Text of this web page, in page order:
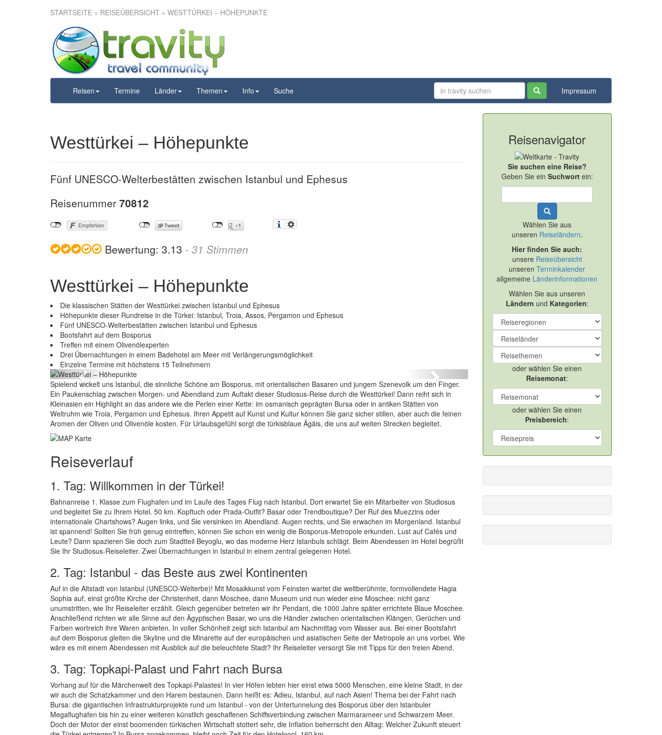
STARTSEITE » REISEÜBERSICHT » WESTTÜRKEI – HÖHEPUNKTE
Reisen Termine Länder Themen Info Suche Impressum
Westtürkei – Höhepunkte
Westtürkei – Höhepunkte
Fünf UNESCO-Welterbestätten zwischen Istanbul und Ephesus
Reisenummer 70812
Bewertung: 3.13 - 31 Stimmen
Westtürkei – Höhepunkte
Die klassischen Stätten der Westtürkei zwischen Istanbul und Ephesus
Höhepunkte dieser Rundreise in die Türkei: Istanbul, Troia, Assos, Pergamon und Ephesus
Fünf UNESCO-Welterbestätten zwischen Istanbul und Ephesus
Bootsfahrt auf dem Bosporus
Treffen mit einem Olivenölexperten
Drei Übernachtungen in einem Badehotel am Meer mit Verlängerungsmöglichkeit
Einzelne Termine mit höchstens 15 Teilnehmern
Previous Next
Spielend wickelt uns Istanbul, die sinnliche Schöne am Bosporus, mit orientalischen Basaren und jungem Szenevolk um den Finger.
Ein Paukenschlag zwischen Morgen- und Abendland zum Auftakt dieser Studiosus-Reise durch die Westtürkei! Dann reiht sich in
Kleinasien ein Highlight an das andere wie die Perlen einer Kette: im osmanisch geprägten Bursa oder in antiken Stätten von
Weltruhm wie Troia, Pergamon und Ephesus. Ihren Appetit auf Kunst und Kultur können Sie ganz sicher stillen, aber auch die feinen
Aromen der Oliven und Olivenöle kosten. Für Urlaubsgefühl sorgt die türkisblaue Ägäis, die uns auf weiten Strecken begleitet.
Reiseverlauf
1. Tag: Willkommen in der Türkei!
Bahnanreise 1. Klasse zum Flughafen und im Laufe des Tages Flug nach Istanbul. Dort erwartet Sie ein Mitarbeiter von Studiosus
und begleitet Sie zu Ihrem Hotel. 50 km. Kopftuch oder Prada-Outfit? Basar oder Trendboutique? Der Ruf des Muezzins oder
internationale Chartshows? Augen links, und Sie versinken im Abendland. Augen rechts, und Sie erwachen im Morgenland. Istanbul
ist spannend! Sollten Sie früh genug eintreffen, können Sie schon ein wenig die Bosporus-Metropole erkunden. Lust auf Cafés und
Leute? Dann spazieren Sie doch zum Stadtteil Beyoglu, wo das moderne Herz Istanbuls schlägt. Beim Abendessen im Hotel begrüßt
Sie Ihr Studiosus-Reiseleiter. Zwei Übernachtungen in Istanbul in einem zentral gelegenen Hotel.
2. Tag: Istanbul - das Beste aus zwei Kontinenten
Auf in die Altstadt von Istanbul (UNESCO-Welterbe)! Mit Mosaikkunst vom Feinsten wartet die weltberühmte, formvollendete Hagia
Sophia auf, einst größte Kirche der Christenheit, dann Moschee, dann Museum und nun wieder eine Moschee: nicht ganz
unumstritten, wie Ihr Reiseleiter erzählt. Gleich gegenüber betreten wir ihr Pendant, die 1000 Jahre später errichtete Blaue Moschee.
Anschließend richten wir alle Sinne auf den Ägyptischen Basar, wo uns die Händler zwischen orientalischen Klängen, Gerüchen und
Farben wortreich ihre Waren anbieten. In voller Schönheit zeigt sich Istanbul am Nachmittag vom Wasser aus. Bei einer Bootsfahrt
auf dem Bosporus gleiten die Skyline und die Minarette auf der europäischen und asiatischen Seite der Metropole an uns vorbei. Wie
wäre es mit einem Abendessen mit Ausblick auf die beleuchtete Stadt? Ihr Reiseleiter versorgt Sie mit Tipps für den freien Abend.
3. Tag: Topkapi-Palast und Fahrt nach Bursa
Vorhang auf für die Märchenwelt des Topkapi-Palastes! In vier Höfen lebten hier einst etwa 5000 Menschen, eine kleine Stadt, in der
wir auch die Schatzkammer und den Harem bestaunen. Dann heißt es: Adieu, Istanbul, auf nach Asien! Thema bei der Fahrt nach
Bursa: die gigantischen Infrastrukturprojekte rund um Istanbul - von der Untertunnelung des Bosporus über den Istanbuler
Megaflughafen bis hin zu einer weiteren künstlich geschaffenen Schiffsverbindung zwischen Marmarameer und Schwarzem Meer.
Doch der Motor der einst boomenden türkischen Wirtschaft stottert sehr, die Inflation beherrscht den Alltag: Welcher Zukunft steuert
Reisenavigator
Sie suchen eine Reise?
Geben Sie ein Suchwortein:
Wählen Sie aus
unseren Reiseländern.
Hier finden Sie auch:
unsere Reiseübersicht
unserenTerminkalender
allgemeine Länderinformationen
Wählen Sie aus unseren
Ländern und Kategorien:
oder wählen Sie einen
Reisemonat:
oder wählen Sie einen
Preisbereich: